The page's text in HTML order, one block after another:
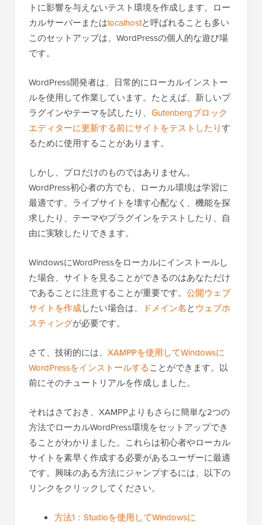
トに影響を与えないテスト環境を作成します。ロー
カルサーバーまたはlocalhostと呼ばれることも多い
このセットアップは、WordPressの個人的な遊び場
です。
WordPress開発者は、日常的にローカルインストー
ルを使用して作業しています。たとえば、新しいプ
ラグインやテーマを試したり、 Gutenbergブロック
エディターに更新する前にサイトをテストしたりす
るために使用することがあります。
しかし、プロだけのものではありません。
WordPress初心者の方でも、ローカル環境は学習に
最適です。ライブサイトを壊す心配なく、機能を探
求したり、テーマやプラグインをテストしたり、自
由に実験したりできます。
WindowsにWordPressをローカルにインストールし
た場合、サイトを見ることができるのはあなただけ
であることに注意することが重要です。 公開ウェブ
サイトを作成したい場合は、 ドメイン名とウェブホ
スティングが必要です。
さて、技術的には、 XAMPPを使用してWindowsに
WordPressをインストールすることができます。以
前にそのチュートリアルを作成しました。
それはさておき、XAMPPよりもさらに簡単な2つの
方法でローカルWordPress環境をセットアップでき
ることがわかりました。これらは初心者やローカル
サイトを素早く作成する必要があるユーザーに最適
です。興味のある方法にジャンプするには、以下の
リンクをクリックしてください。
方法1：Studioを使用してWindowsに